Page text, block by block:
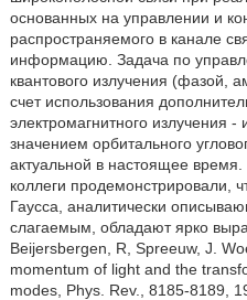
основанных на управлении и
распространяемого в канале
информацию. Задача по
квантового излучения (фазой,
счет использования
электромагнитного излучения
значением орбитального
актуальной в настоящее
коллеги продемонстрировали,
Гаусса, аналитически
слагаемым, обладают ярко
Beijersbergen, R, Spreeuw, J.
momentum of light and the
modes, Phys. Rev., 8185-8189,